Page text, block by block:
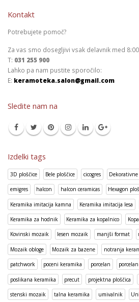
Kontakt
Potrebujete pomoč?
Za vas smo dosegljivi vsak delavnik med
T: 031 255 900
Lahko pa nam pustite sporočilo:
E: keramoteka.salon@gmail.com
Sledite nam na
Izdelki tags
3D ploščice Bele ploščice cicogres Dekorativne
emigres halcon halcon ceramicas Hexagon
Keramika imitacija kamna Keramika imitacija lesa
Keramika za hodnik Keramika za kopalnico
Kovinski mozaik lesen mozaik manjši format
Mozaik obloge Mozaik za bazene notranja
patchwork poceni keramika porcelan
poslikana keramika precut projektna ploščica
stenski mozaik talna keramika umivalnik